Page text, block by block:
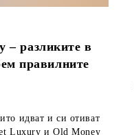
– разликите в
правилните
идват и си отиват
Luxury и Old Money